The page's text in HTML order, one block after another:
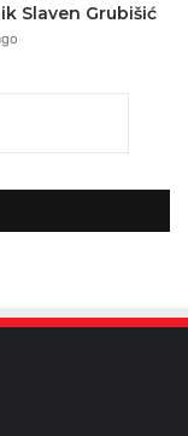
Slaven Grubišić